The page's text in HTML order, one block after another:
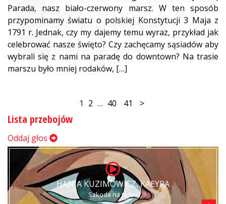
Parada, nasz biało-czerwony marsz. W ten sposób
przypominamy światu o polskiej Konstytucji 3 Maja z
1791 r. Jednak, czy my dajemy temu wyraz, przykład jak
celebrować nasze święto? Czy zachęcamy sąsiadów aby
wybrali się z nami na paradę do downtown? Na trasie
marszu było mniej rodaków, […]
1 2 … 40 41 >
Lista przebojów
Oddaj głos
HANIA KUZIMOWICZ, KAEYRA
Szkoda na to łez